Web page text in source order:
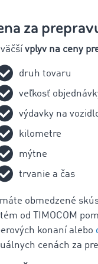
za
vplyv na ceny
druh tovaru
veľkosť
výdavky na
kilometre
mýtne
trvanie a čas
obmedzené
od TIMOCOM
konaní alebo
cenách za